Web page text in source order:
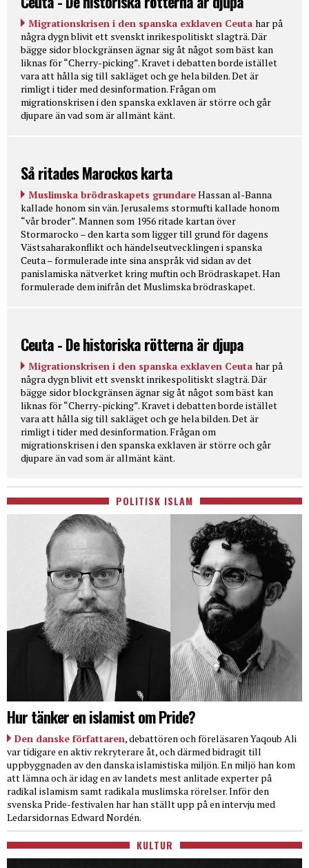
Migrationskrisen i den spanska exklaven Ceuta har på
några dygn blivit ett svenskt inrikespolitiskt slagträ. Där
bägge sidor blockgränsen ägnar sig åt något som bäst kan
liknas för “Cherry-picking”. Kravet i debatten borde istället
vara att hålla sig till sakläget och ge hela bilden. Det är
rimligt i tider med desinformation. Frågan om
migrationskrisen i den spanska exklaven är större och går
djupare än vad som är allmänt känt.
Så ritades Marockos karta
Muslimska brödraskapets grundareHassan al-Banna
kallade honom sin vän. Jerusalems stormufti kallade honom
“vår broder”. Mannen som 1956 ritade kartan över
Stormarocko – den karta som ligger till grund för dagens
Västsaharakonflikt och händelseutvecklingen i spanska
Ceuta – formulerade inte sina anspråk vid sidan av det
panislamiska nätverket kring muftin och Brödraskapet. Han
formulerade dem inifrån det Muslimska brödraskapet.
Ceuta - De historiska rötterna är djupa
Migrationskrisen i den spanska exklaven Ceuta har på
några dygn blivit ett svenskt inrikespolitiskt slagträ. Där
bägge sidor blockgränsen ägnar sig åt något som bäst kan
liknas för “Cherry-picking”. Kravet i debatten borde istället
vara att hålla sig till sakläget och ge hela bilden. Det är
rimligt i tider med desinformation. Frågan om
migrationskrisen i den spanska exklaven är större och går
djupare än vad som är allmänt känt.
POLITISK ISLAM
Hur tänker en islamist om Pride?
Den danske författaren, debattören och föreläsaren Yaqoub Ali
var tidigare en aktiv rekryterare åt, och därmed bidragit till
uppbyggnaden av den danska islamistiska miljön. En miljö han kom
att lämna och är idag en av landets mest anlitade experter på
radikal islamism samt radikala muslimska rörelser. Inför den
svenska Pride-festivalen har han ställt upp på en intervju med
Ledarsidornas Edward Nordén.
KULTUR